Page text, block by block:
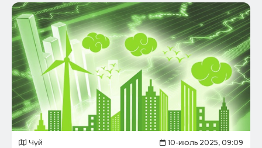
Чүй 10-июль 2025, 09:09